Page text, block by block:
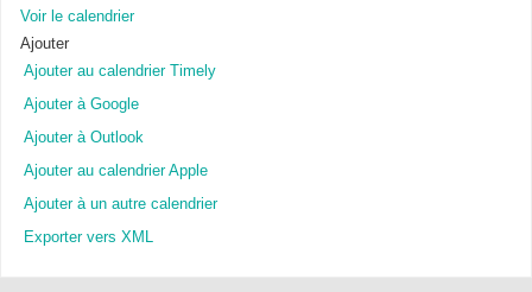
Voir le calendrier
Ajouter
Ajouter au calendrier Timely
Ajouter à Google
Ajouter à Outlook
Ajouter au calendrier Apple
Ajouter à un autre calendrier
Exporter vers XML